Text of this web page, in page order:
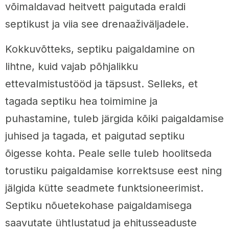
võimaldavad heitvett paigutada eraldi
septikust ja viia see drenaaživäljadele.
Kokkuvõtteks, septiku paigaldamine on
lihtne, kuid vajab põhjalikku
ettevalmistustööd ja täpsust. Selleks, et
tagada septiku hea toimimine ja
puhastamine, tuleb järgida kõiki paigaldamise
juhised ja tagada, et paigutad septiku
õigesse kohta. Peale selle tuleb hoolitseda
torustiku paigaldamise korrektsuse eest ning
jälgida kütte seadmete funktsioneerimist.
Septiku nõuetekohase paigaldamisega
saavutate ühtlustatud ja ehitusseaduste